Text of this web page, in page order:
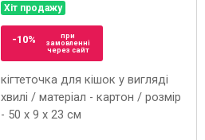
Хіт продажу
-10%
при
замовленні
через сайт
кігтеточка для кішок у вигляді
хвилі / матеріал - картон / розмір
- 50 x 9 x 23 см